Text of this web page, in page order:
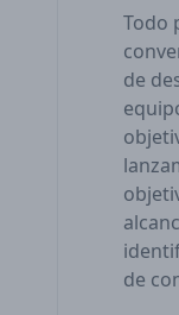
Todo
de
de